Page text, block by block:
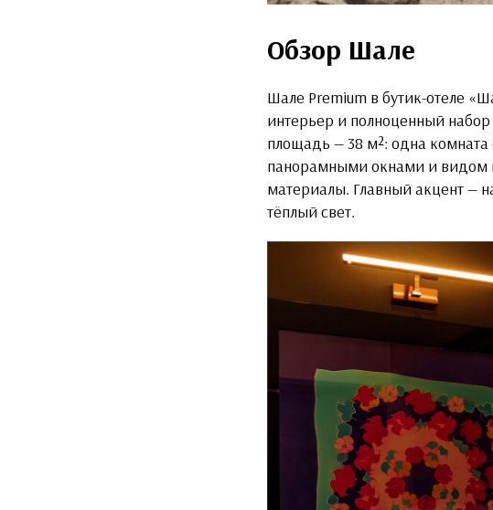
Обзор Шале
Шале Premium в бутик-отеле
интерьер и полноценный
площадь — 38 м²: одна
панорамными окнами и видом
материалы. Главный акцент —
тёплый свет.